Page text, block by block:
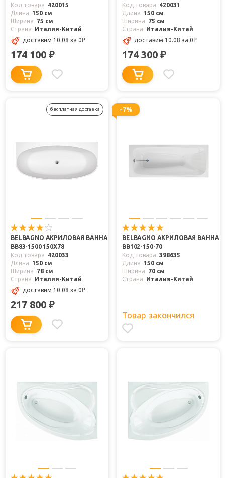
Код товара
420015
Длина
150 см
Ширина
75 см
Страна
Италия-Китай
доставим 10.08 за 0₽
174 100 ₽
Код товара
420031
Длина
150 см
Ширина
75 см
Страна
Италия-Китай
доставим 10.08 за 0₽
174 300 ₽
бесплатная доставка
BELBAGNO АКРИЛОВАЯ ВАННА
BB83-1500 150X78
Код товара
420033
Длина
150 см
Ширина
78 см
Страна
Италия-Китай
доставим 10.08 за 0₽
217 800 ₽
-7%
BELBAGNO АКРИЛОВАЯ ВАННА
BB102-150-70
Код товара 398635
Длина
150 см
Ширина
70 см
Страна
Италия-Китай
Товар закончился